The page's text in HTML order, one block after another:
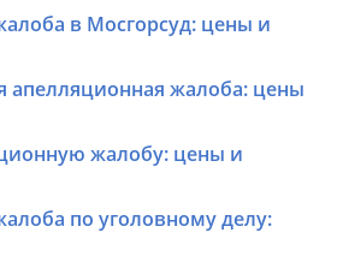
в Мосгорсуд: цены и
апелляционная жалоба: цены
жалобу: цены и
по уголовному делу: